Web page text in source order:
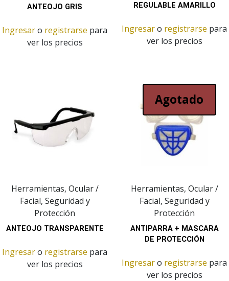
ANTEOJO GRIS
Ingresaro registrarse para
ver los precios
REGULABLE AMARILLO
Ingresaro registrarse para
ver los precios
Herramientas, Ocular /
Facial, Seguridad y
Protección
ANTEOJO TRANSPARENTE
Ingresaro registrarse para
ver los precios
Agotado
Herramientas, Ocular /
Facial, Seguridad y
Protección
ANTIPARRA + MASCARA
DE PROTECCIÓN
Ingresaro registrarse para
ver los precios